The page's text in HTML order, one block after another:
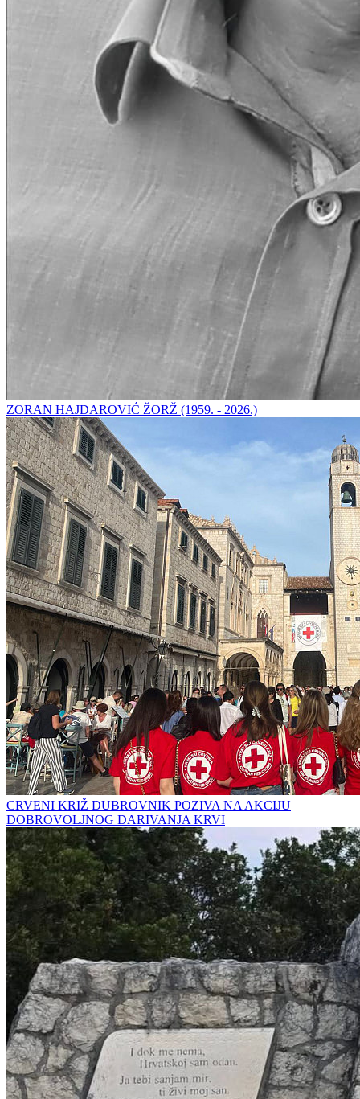
ZORAN HAJDAROVIĆ ŽORŽ (1959. - 2026.)
CRVENI KRIŽ DUBROVNIK POZIVA NA AKCIJU
DOBROVOLJNOG DARIVANJA KRVI